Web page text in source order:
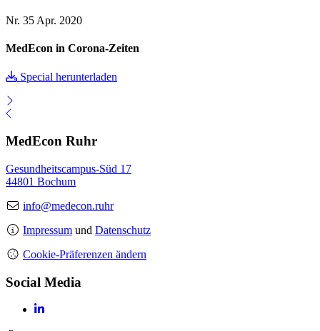
Nr. 35 Apr. 2020
MedEcon in Corona-Zeiten
Special herunterladen
MedEcon Ruhr
Gesundheitscampus-Süd 17
44801 Bochum
info@medecon.ruhr
Impressum und Datenschutz
Cookie-Präferenzen ändern
Social Media